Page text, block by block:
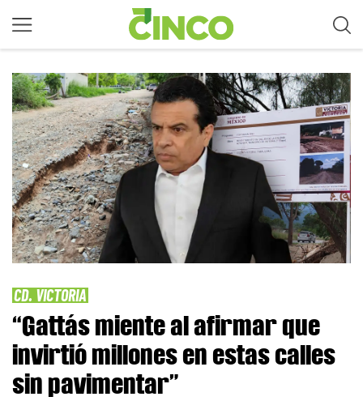
CD. VICTORIA
“Gattás miente al afirmar que
invirtió millones en estas calles
sin pavimentar”